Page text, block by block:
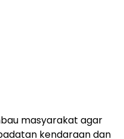
masyarakat agar
kendaraan dan